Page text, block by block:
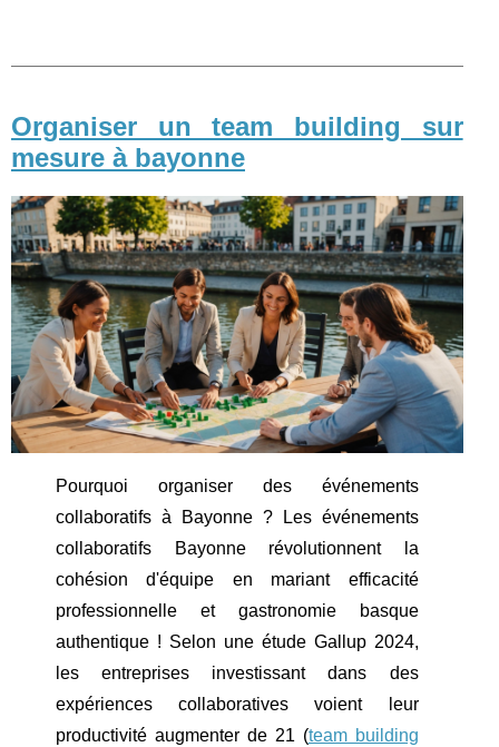
Organiser un team building sur
mesure à bayonne
Pourquoi organiser des événements
collaboratifs à Bayonne ? Les événements
collaboratifs Bayonne révolutionnent la
cohésion d'équipe en mariant efficacité
professionnelle et gastronomie basque
authentique ! Selon une étude Gallup 2024,
les entreprises investissant dans des
expériences collaboratives voient leur
productivité augmenter de 21 (team building